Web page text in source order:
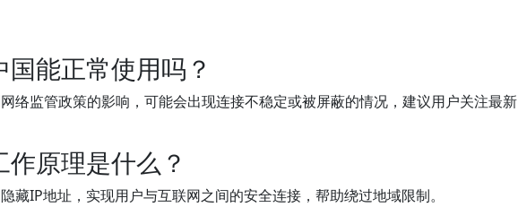
能正常使用吗？
络监管政策的影响，可能会出现连接不稳定或被屏蔽的情况，建议用户关注最新
原理是什么？
藏IP地址，实现用户与互联网之间的安全连接，帮助绕过地域限制。